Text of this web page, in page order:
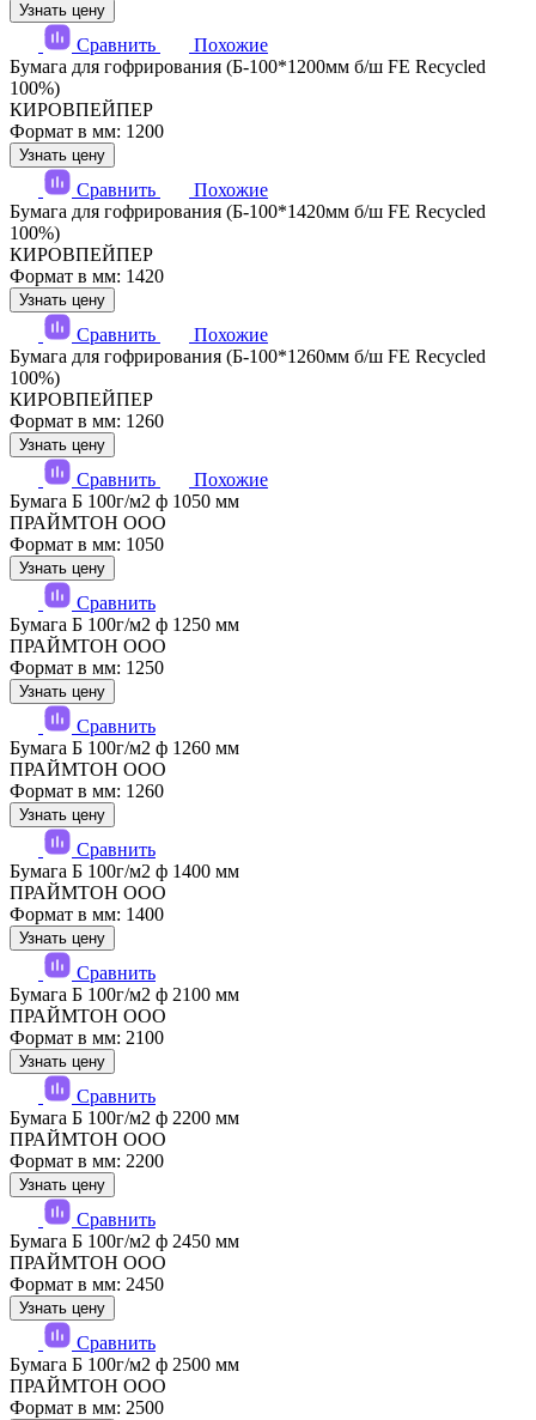
Узнать цену
Сравнить
Похожие
Бумага для гофрирования (Б-100*1200мм б/ш FE Recycled
100%)
КИРОВПЕЙПЕР
Формат в мм: 1200
Узнать цену
Сравнить
Похожие
Бумага для гофрирования (Б-100*1420мм б/ш FE Recycled
100%)
КИРОВПЕЙПЕР
Формат в мм: 1420
Узнать цену
Сравнить
Похожие
Бумага для гофрирования (Б-100*1260мм б/ш FE Recycled
100%)
КИРОВПЕЙПЕР
Формат в мм: 1260
Узнать цену
Сравнить
Похожие
Бумага Б 100г/м2 ф 1050 мм
ПРАЙМТОН ООО
Формат в мм: 1050
Узнать цену
Сравнить
Бумага Б 100г/м2 ф 1250 мм
ПРАЙМТОН ООО
Формат в мм: 1250
Узнать цену
Сравнить
Бумага Б 100г/м2 ф 1260 мм
ПРАЙМТОН ООО
Формат в мм: 1260
Узнать цену
Сравнить
Бумага Б 100г/м2 ф 1400 мм
ПРАЙМТОН ООО
Формат в мм: 1400
Узнать цену
Сравнить
Бумага Б 100г/м2 ф 2100 мм
ПРАЙМТОН ООО
Формат в мм: 2100
Узнать цену
Сравнить
Бумага Б 100г/м2 ф 2200 мм
ПРАЙМТОН ООО
Формат в мм: 2200
Узнать цену
Сравнить
Бумага Б 100г/м2 ф 2450 мм
ПРАЙМТОН ООО
Формат в мм: 2450
Узнать цену
Сравнить
Бумага Б 100г/м2 ф 2500 мм
ПРАЙМТОН ООО
Формат в мм: 2500